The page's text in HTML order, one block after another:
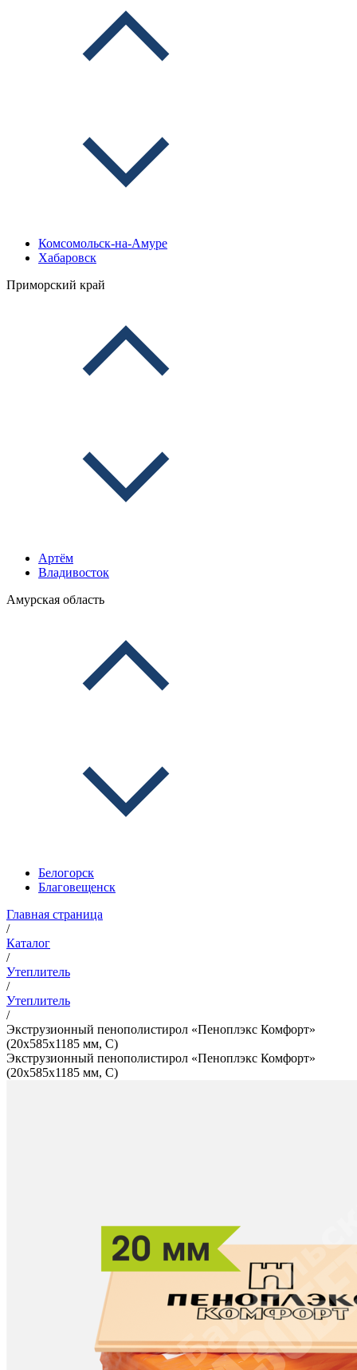
Комсомольск-на-Амуре
Хабаровск
Приморский край
Артём
Владивосток
Амурская область
Белогорск
Благовещенск
Главная страница
/
Каталог
/
Утеплитель
/
Утеплитель
/
Экструзионный пенополистирол «Пеноплэкс Комфорт»
(20х585х1185 мм, С)
Экструзионный пенополистирол «Пеноплэкс Комфорт»
(20х585х1185 мм, С)